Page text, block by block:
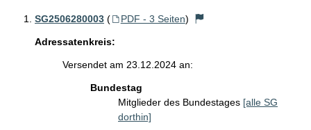
SG2506280003 ( PDF - 3 Seiten)
Adressatenkreis:
Versendet am 23.12.2024 an:
Bundestag
Mitglieder des Bundestages [alle SG
dorthin]